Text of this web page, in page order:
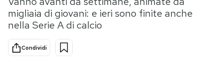
Internet
Scienza
Cultura
Economia
Ok Boomer!
migliaia di giovani: e ieri sono finite anche
nella Serie A di calcio
Condividi